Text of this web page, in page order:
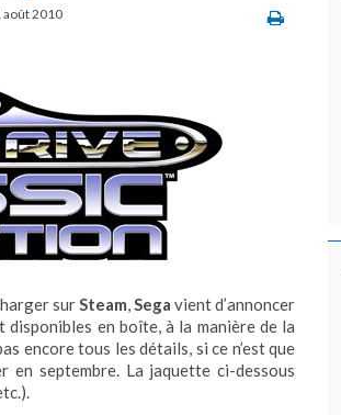
août 2010
sur Steam Sega vient d’annoncer
disponibles en boîte, à la manière de la
encore tous les détails, si ce n’est que
en septembre. La jaquette ci-dessous